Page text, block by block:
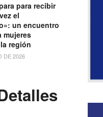
para recibir
el
un encuentro
mujeres
región
DE 2026